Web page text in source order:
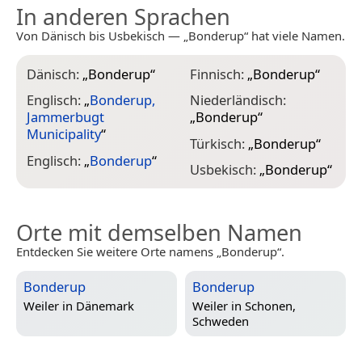
In anderen Sprachen
Von Dänisch bis Usbekisch — „Bonderup“ hat viele Namen.
Dänisch: „Bonderup“
Englisch: „Bonderup,
Jammerbugt
Municipality“
Englisch: „Bonderup“
Finnisch: „Bonderup“
Niederländisch:
„Bonderup“
Türkisch: „Bonderup“
Usbekisch: „Bonderup“
Orte mit demselben Namen
Entdecken Sie weitere Orte namens „Bonderup“.
Bonderup
Weiler in Dänemark
Bonderup
Weiler in Schonen,
Schweden